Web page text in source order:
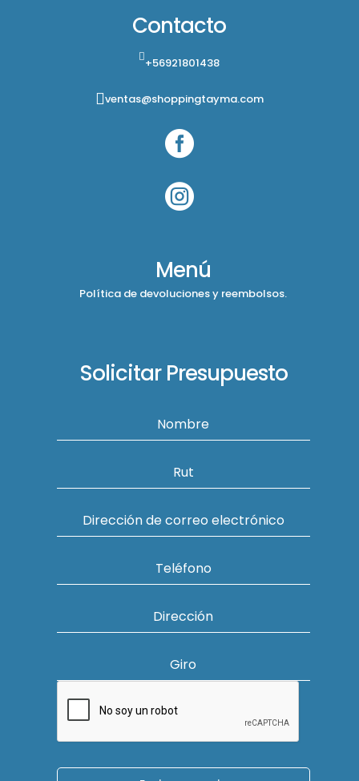
Contacto
+56921801438
ventas@shoppingtayma.com


Menú
Política de devoluciones y reembolsos.
Solicitar Presupuesto
Nombre
Rut
Dirección de correo electrónico
Teléfono
Dirección
Giro